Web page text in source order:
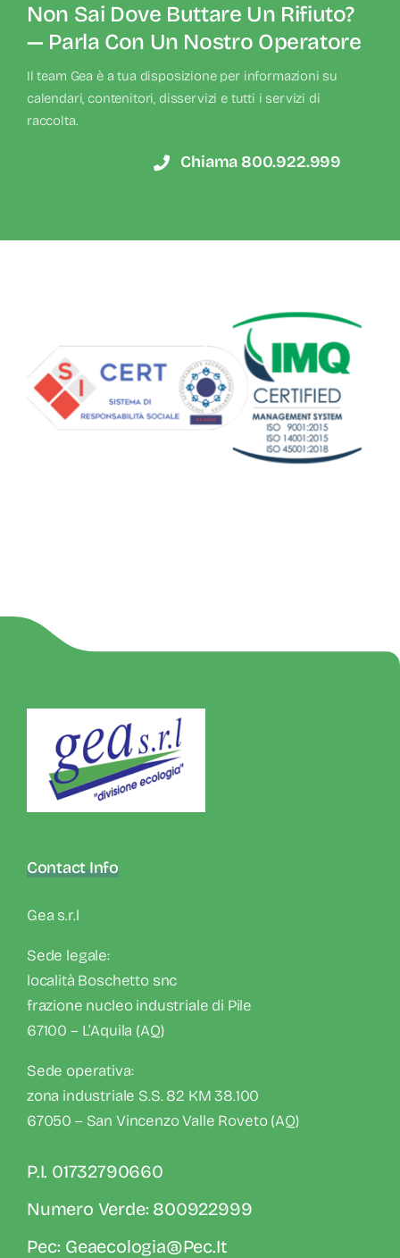
Non Sai Dove Buttare Un Rifiuto?
— Parla Con Un Nostro Operatore
Il team Gea è a tua disposizione per informazioni su
calendari, contenitori, disservizi e tutti i servizi di
raccolta.
Chiama 800.922.999
Contact Info
Gea s.r.l
Sede legale:
località Boschetto snc
frazione nucleo industriale di Pile
67100 – L’Aquila (AQ)
Sede operativa:
zona industriale S.S. 82 KM 38.100
67050 – San Vincenzo Valle Roveto (AQ)
P.I. 01732790660
Numero Verde: 800922999
Pec: Geaecologia@pec.it